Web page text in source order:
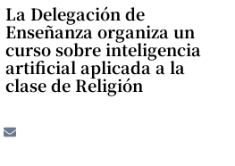
La Delegación de
Enseñanza organiza un
curso sobre inteligencia
artificial aplicada a la
clase de Religión